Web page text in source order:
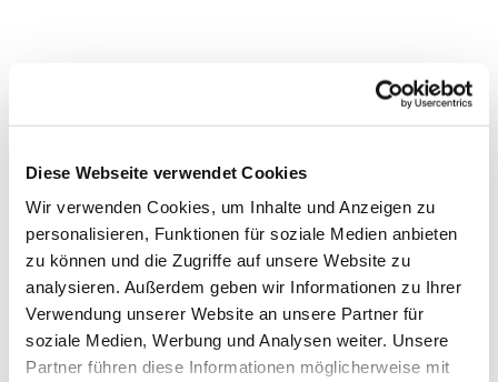
Diese Webseite verwendet Cookies
Wir verwenden Cookies, um Inhalte und Anzeigen zu
personalisieren, Funktionen für soziale Medien anbieten
zu können und die Zugriffe auf unsere Website zu
analysieren. Außerdem geben wir Informationen zu Ihrer
Verwendung unserer Website an unsere Partner für
soziale Medien, Werbung und Analysen weiter. Unsere
Partner führen diese Informationen möglicherweise mit